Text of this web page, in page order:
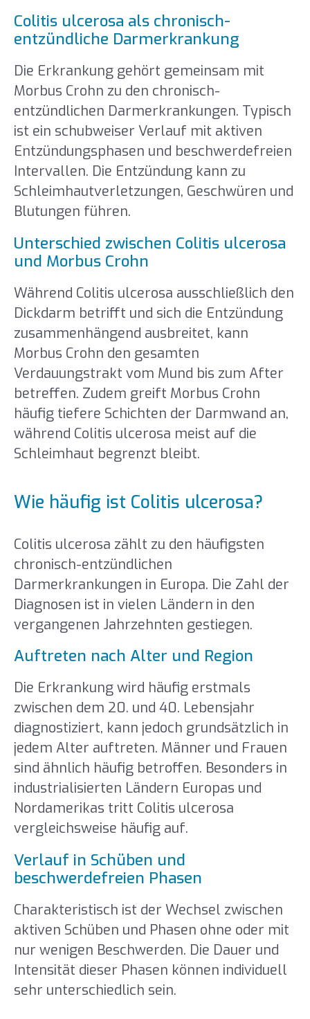
Colitis ulcerosa als chronisch-
entzündliche Darmerkrankung
Die Erkrankung gehört gemeinsam mit
Morbus Crohn zu den chronisch-
entzündlichen Darmerkrankungen. Typisch
ist ein schubweiser Verlauf mit aktiven
Entzündungsphasen und beschwerdefreien
Intervallen. Die Entzündung kann zu
Schleimhautverletzungen, Geschwüren und
Blutungen führen.
Unterschied zwischen Colitis ulcerosa
und Morbus Crohn
Während Colitis ulcerosa ausschließlich den
Dickdarm betrifft und sich die Entzündung
zusammenhängend ausbreitet, kann
Morbus Crohn den gesamten
Verdauungstrakt vom Mund bis zum After
betreffen. Zudem greift Morbus Crohn
häufig tiefere Schichten der Darmwand an,
während Colitis ulcerosa meist auf die
Schleimhaut begrenzt bleibt.
Wie häufig ist Colitis ulcerosa?
Colitis ulcerosa zählt zu den häufigsten
chronisch-entzündlichen
Darmerkrankungen in Europa. Die Zahl der
Diagnosen ist in vielen Ländern in den
vergangenen Jahrzehnten gestiegen.
Auftreten nach Alter und Region
Die Erkrankung wird häufig erstmals
zwischen dem 20. und 40. Lebensjahr
diagnostiziert, kann jedoch grundsätzlich in
jedem Alter auftreten. Männer und Frauen
sind ähnlich häufig betroffen. Besonders in
industrialisierten Ländern Europas und
Nordamerikas tritt Colitis ulcerosa
vergleichsweise häufig auf.
Verlauf in Schüben und
beschwerdefreien Phasen
Charakteristisch ist der Wechsel zwischen
aktiven Schüben und Phasen ohne oder mit
nur wenigen Beschwerden. Die Dauer und
Intensität dieser Phasen können individuell
sehr unterschiedlich sein.